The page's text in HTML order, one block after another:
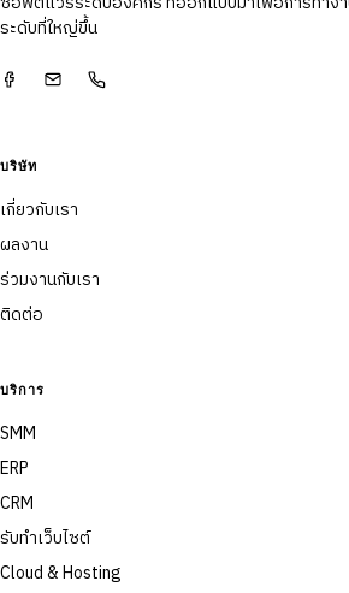
ระดับที่ใหญ่ขึ้น
บริษัท
เกี่ยวกับเรา
ผลงาน
ร่วมงานกับเรา
ติดต่อ
บริการ
SMM
ERP
CRM
รับทำเว็บไซต์
Cloud & Hosting